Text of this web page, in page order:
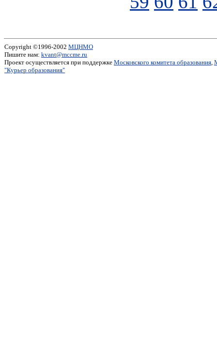
Copyright ©1996-2002 МЦНМО
Пишите нам: kvant@mccme.ru
Проект осуществляется при поддержке Московского комитета образования,
"Курьер образования"